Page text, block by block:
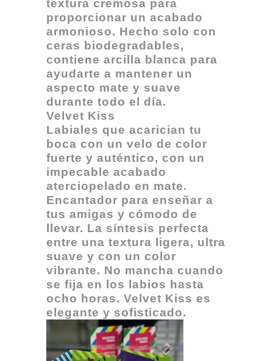
textura cremosa para
proporcionar un acabado
armonioso. Hecho solo con
ceras biodegradables,
contiene arcilla blanca para
ayudarte a mantener un
aspecto mate y suave
durante todo el día.
Velvet Kiss
Labiales que acarician tu
boca con un velo de color
fuerte y auténtico, con un
impecable acabado
aterciopelado en mate.
Encantador para enseñar a
tus amigas y cómodo de
llevar. La síntesis perfecta
entre una textura ligera, ultra
suave y con un color
vibrante. No mancha cuando
se fija en los labios hasta
ocho horas. Velvet Kiss es
elegante y sofisticado.